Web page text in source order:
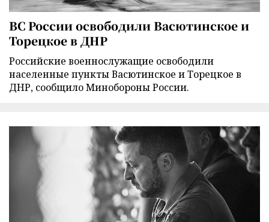
ВС России освободили Васютинское и
Торецкое в ДНР
Российские военнослужащие освободили
населенные пункты Васютинское и Торецкое в
ДНР, сообщило Минобороны России.